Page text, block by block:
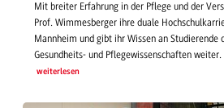
Mit breiter Erfahrung in der Pflege und der
Prof. Wimmesberger ihre duale
Mannheim und gibt ihr Wissen an Studierende
Gesundheits- und Pflegewissenschaften weiter.
weiterlesen